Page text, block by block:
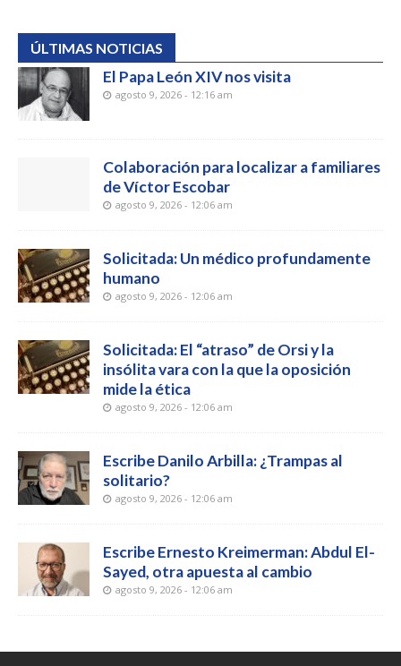
ÚLTIMAS NOTICIAS
El Papa León XIV nos visita
agosto 9, 2026 - 12:16 am
Colaboración para localizar a familiares
de Víctor Escobar
agosto 9, 2026 - 12:06 am
Solicitada: Un médico profundamente
humano
agosto 9, 2026 - 12:06 am
Solicitada: El “atraso” de Orsi y la
insólita vara con la que la oposición
mide la ética
agosto 9, 2026 - 12:06 am
Escribe Danilo Arbilla: ¿Trampas al
solitario?
agosto 9, 2026 - 12:06 am
Escribe Ernesto Kreimerman: Abdul El-
Sayed, otra apuesta al cambio
agosto 9, 2026 - 12:06 am